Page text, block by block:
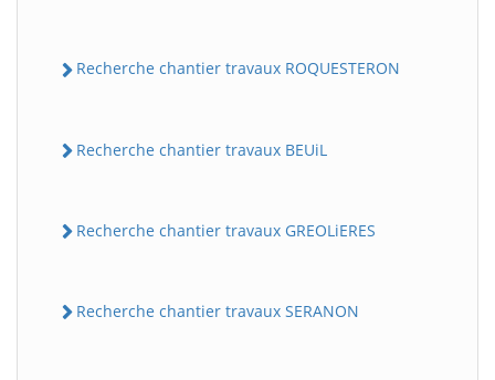
Recherche chantier travaux ROQUESTERON
Recherche chantier travaux BEUiL
Recherche chantier travaux GREOLiERES
Recherche chantier travaux SERANON